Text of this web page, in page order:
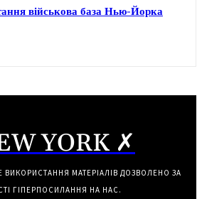
військова база Нью-Йорка
YORK ✗
ВИКОРИСТАННЯ МАТЕРІАЛІВ ДОЗВОЛЕНО ЗА
ГІПЕРПОСИЛАННЯ НА НАС.